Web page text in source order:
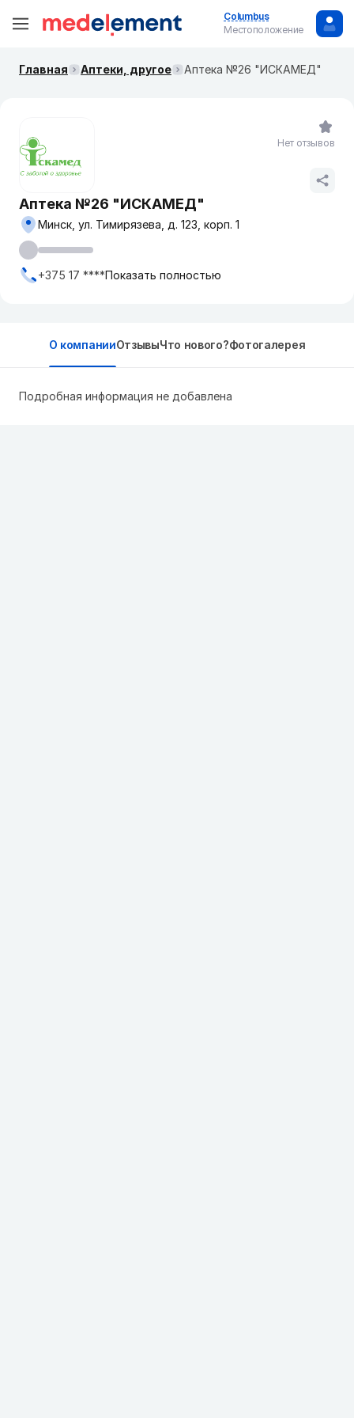
Columbus
Местоположение
Главная Аптеки, другое Аптека №26 "ИСКАМЕД"
Аптека №26 "ИСКАМЕД"
Минск, ул. Тимирязева, д. 123, корп. 1
+375 17 ****Показать полностью
Нет отзывов
О компанииОтзывыЧто нового?Фотогалерея
Подробная информация не добавлена